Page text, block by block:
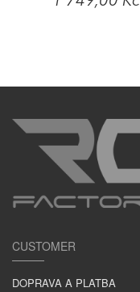
CUSTOMER
DOPRAVA A PLATBA